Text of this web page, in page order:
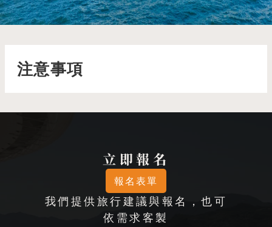
注意事項
立即報名
報名表單
我們提供旅行建議與報名，也可
依需求客製